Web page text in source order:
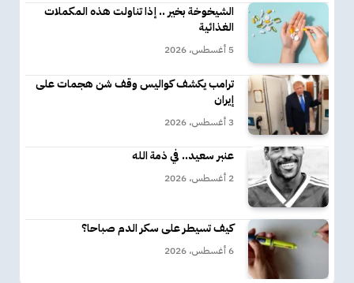
الشيخوخة بخير .. إذا تناولت هذه المكملات
الغذائية
5 أغسطس، 2026
ترامب يكشف كواليس وقف شن هجمات على
إيران
3 أغسطس، 2026
عنبر سعيد.. في ذمة الله
2 أغسطس، 2026
كيف تسيطر على سكر الدم صباحا؟
6 أغسطس، 2026